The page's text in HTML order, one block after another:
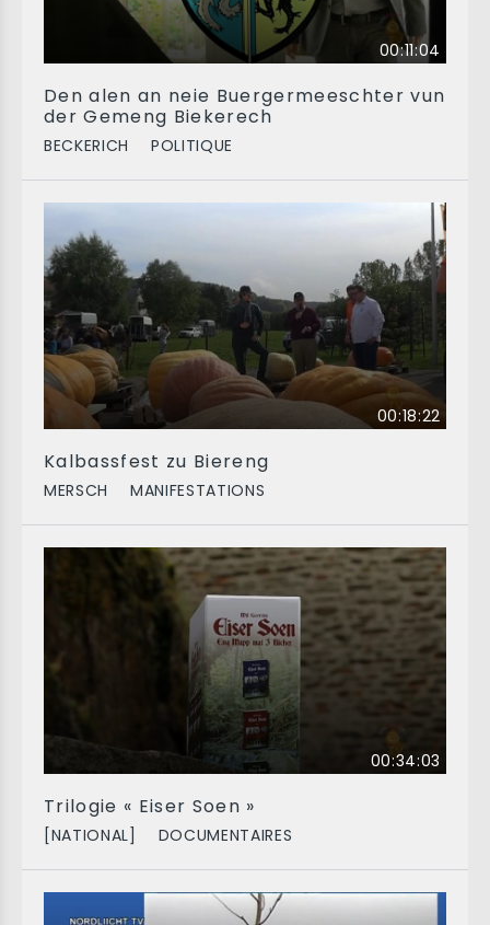
00:11:04
Den alen an neie Buergermeeschter vun
der Gemeng Biekerech
BECKERICH POLITIQUE
00:18:22
Kalbassfest zu Biereng
MERSCH MANIFESTATIONS
00:34:03
Trilogie « Eiser Soen »
[NATIONAL] DOCUMENTAIRES